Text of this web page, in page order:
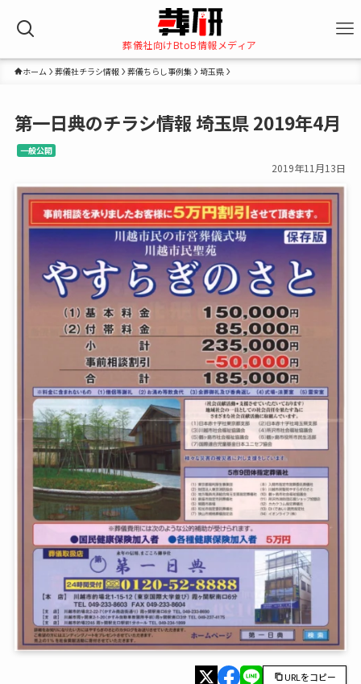
葬儀社向けBtoB情報メディア
ホーム 葬儀社チラシ情報 葬儀ちらし事例集 埼玉県
第一日典のチラシ情報 埼玉県 2019年4月
一般公開
2019年11月13日
URLをコピー